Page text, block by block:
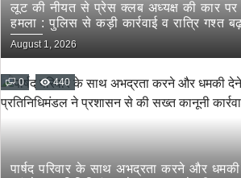
लूट की नीयत से प्रेस क्लब अध्यक्ष की कार पर
हमला : पुलिस से कड़ी कार्रवाई व रात्रि गश्त
August 1, 2026
0 440
पार्षद परिवार के साथ अभद्रता करने और